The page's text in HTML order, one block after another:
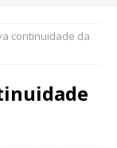
continuidade da